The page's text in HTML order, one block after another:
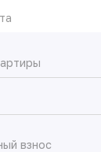
взнос